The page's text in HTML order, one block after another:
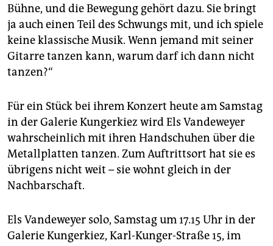
Bühne, und die Bewegung gehört dazu. Sie bringt
ja auch einen Teil des Schwungs mit, und ich spiele
keine klassische Musik. Wenn jemand mit seiner
Gitarre tanzen kann, warum darf ich dann nicht
tanzen?“
Für ein Stück bei ihrem Konzert heute am Samstag
in der Galerie Kungerkiez wird Els Vandeweyer
wahrscheinlich mit ihren Handschuhen über die
Metallplatten tanzen. Zum Auftrittsort hat sie es
übrigens nicht weit – sie wohnt gleich in der
Nachbarschaft.
Els Vandeweyer solo, Samstag um 17.15 Uhr in der
Galerie Kungerkiez, Karl-Kunger-Straße 15, im